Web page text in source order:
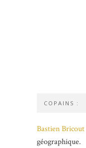
COPAINS :
Bastien Bricout
géographique.